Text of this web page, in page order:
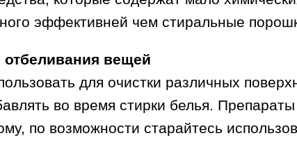
эффективней чем стиральные
вещей
для очистки различных
во время стирки белья.
по возможности старайтесь